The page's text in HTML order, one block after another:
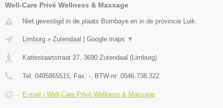
Well-Care Privé Wellness & Massage
Niet gevestigd in de plaats Bombaye en in de provincie Luik.
Limburg » Zutendaal | Google maps ▼
Kattestaartstraat 27 3690 Zutendaal (Limburg)
Tel: 0495865515 , Fax: - , BTW-nr: 0546.738.322
E-mail › Well-Care Privé Wellness & Massage